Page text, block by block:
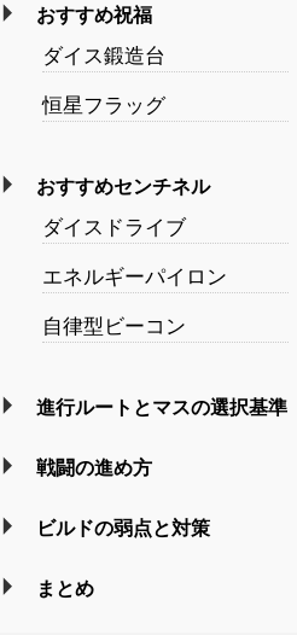
おすすめ祝福
ダイス鍛造台
恒星フラッグ
おすすめセンチネル
ダイスドライブ
エネルギーパイロン
自律型ビーコン
進行ルートとマスの選択基準
戦闘の進め方
ビルドの弱点と対策
まとめ